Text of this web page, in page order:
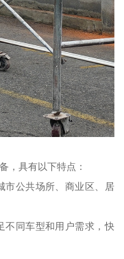
，具有以下特点：
市公共场所、商业区、居
不同车型和用户需求，快